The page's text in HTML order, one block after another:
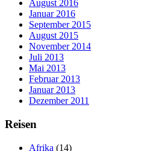
August 2016
Januar 2016
September 2015
August 2015
November 2014
Juli 2013
Mai 2013
Februar 2013
Januar 2013
Dezember 2011
Reisen
Afrika (14)